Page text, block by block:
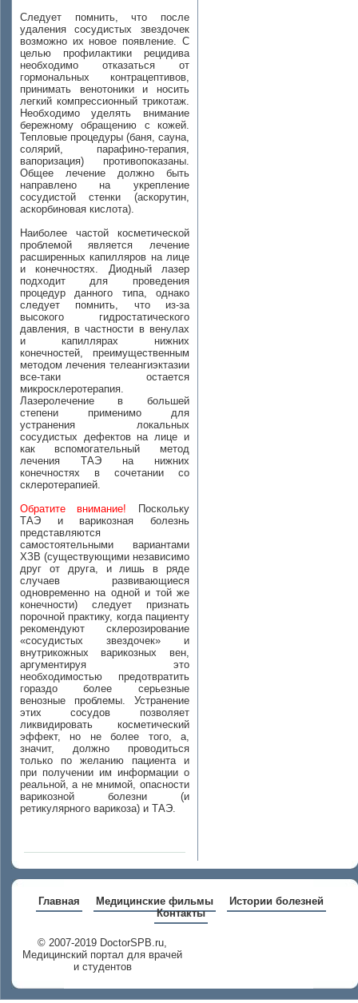
Следует помнить, что после
удаления сосудистых звездочек
возможно их новое появление. С
целью профилактики рецидива
необходимо отказаться от
гормональных контрацептивов,
принимать венотоники и носить
легкий компрессионный трикотаж.
Необходимо уделять внимание
бережному обращению с кожей.
Тепловые процедуры (баня, сауна,
солярий, парафино-терапия,
вапоризация) противопоказаны.
Общее лечение должно быть
направлено на укрепление
сосудистой стенки (аскорутин,
аскорбиновая кислота).
Наиболее частой косметической
проблемой является лечение
расширенных капилляров на лице
и конечностях. Диодный лазер
подходит для проведения
процедур данного типа, однако
следует помнить, что из-за
высокого гидростатического
давления, в частности в венулах
и капиллярах нижних
конечностей, преимущественным
методом лечения телеангиэктазии
все-таки остается
микросклеротерапия.
Лазеролечение в большей
степени применимо для
устранения локальных
сосудистых дефектов на лице и
как вспомогательный метод
лечения ТАЭ на нижних
конечностях в сочетании со
склеротерапией.
Обратите внимание! Поскольку
ТАЭ и варикозная болезнь
представляются
самостоятельными вариантами
ХЗВ (существующими независимо
друг от друга, и лишь в ряде
случаев развивающиеся
одновременно на одной и той же
конечности) следует признать
порочной практику, когда пациенту
рекомендуют склерозирование
«сосудистых звездочек» и
внутрикожных варикозных вен,
аргументируя это
необходимостью предотвратить
гораздо более серьезные
венозные проблемы. Устранение
этих сосудов позволяет
ликвидировать косметический
эффект, но не более того, а,
значит, должно проводиться
только по желанию пациента и
при получении им информации о
реальной, а не мнимой, опасности
варикозной болезни (и
ретикулярного варикоза) и ТАЭ.
Главная Медицинские фильмы
Истории болезней
Контакты
© 2007-2019 DoctorSPB.ru,
Медицинский портал для врачей
и студентов